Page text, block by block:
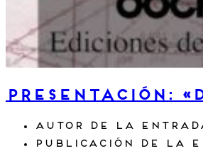
Presentación:
Autor de la
Publicación de la